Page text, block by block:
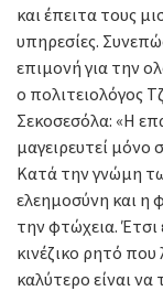
και έπειτα τους
υπηρεσίες.
επιμονή για την
ο πολιτειολόγος
Σεκοσεσόλα: «Η
μαγειρευτεί μόνο
Κατά την γνώμη
ελεημοσύνη και η
την φτώχεια.
κινέζικο ρητό που
καλύτερο είναι να